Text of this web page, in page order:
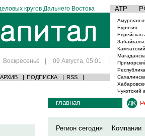
кругов Дальнего Востока АТР
Воскресенье | 09 Августа, 05:01 |
АРХИВ | ПОДПИСКА | RSS |
Амурская
Бурятия
Еврейская
Чукотский
главная
Регион сегодня
Компании